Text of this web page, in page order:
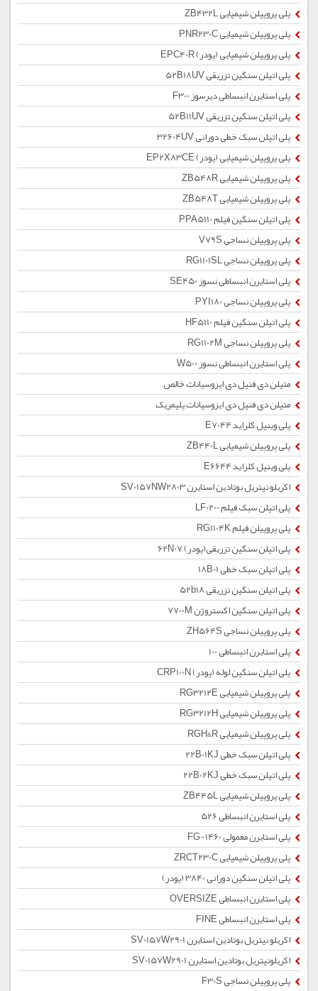
پلی پروپیلن شیمیایی ZB432L
پلی پروپیلن شیمیایی PNR230C
پلی پروپیلن شیمیایی (پودر) EPC40R
پلی اتیلن سنگین تزریقی 52B18UV
پلی استایرن انبساطی دیرسوز F300
پلی اتیلن سنگین تزریقی 52B11UV
پلی اتیلن سبک خطی دورانی 32604UV
پلی پروپیلن شیمیایی (پودر) EP2X83CE
پلی پروپیلن شیمیایی ZB548R
پلی پروپیلن شیمیایی ZB548T
پلی اتیلن سنگین فیلم PPA5110
پلی پروپیلن نساجی V79S
پلی پروپیلن نساجی RG1101SL
پلی استایرن انبساطی نسوز SE450
پلی پروپیلن نساجی PYI180
پلی اتیلن سنگین فیلم HF5110
پلی پروپیلن نساجی RG1102M
پلی استایرن انبساطی نسوز W500
متیلن دی فنیل دی ایزوسیانات خالص
متیلن دی فنیل دی ایزوسیانات پلیمریک
پلی وینیل کلراید E7044
پلی پروپیلن شیمیایی ZB440L
پلی وینیل کلراید E6644
اکریلو نیتریل بوتادین استایرن SV0157NW2803
پلی اتیلن سبک فیلم LF0200
پلی پروپیلن فیلم RG1104K
پلی اتیلن سنگین تزریقی(پودر) 62N07
پلی اتیلن سبک خطی 18B01
پلی اتیلن سنگین تزریقی 52b18
پلی اتیلن سنگین اکستروژن 7700M
پلی پروپیلن نساجی ZH564S
پلی استایرن انبساطی 100
پلی اتیلن سنگین لوله (پودر) CRP100N
پلی پروپیلن شیمیایی RG3212E
پلی پروپیلن شیمیایی RG3212H
پلی پروپیلن شیمیایی RGH&R
پلی اتیلن سبک خطی 22B01KJ
پلی اتیلن سبک خطی 22B02KJ
پلی پروپیلن شیمیایی ZB445L
پلی استایرن انبساطی 526
پلی استایرن معمولی 1460-FG
پلی پروپیلن شیمیایی ZRCT230C
پلی اتیلن سنگین دورانی 3840 (پودر)
پلی استایرن انبساطی OVERSIZE
پلی استایرن انبساطی FINE
اکریلو نیتریل بوتادین استایرن SV0157W2901
اکریلونیتریل بوتادین استایرن SV0157W2901
پلی پروپیلن نساجی F30S